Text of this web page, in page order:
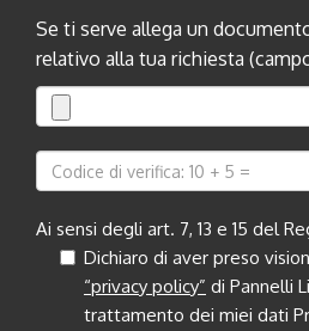
Se ti serve allega un
relativo alla tua richiesta
Ai sensi degli art. 7, 13 e 15 del
Dichiaro di aver preso
“privacy policy” di Pannelli
trattamento dei miei dati